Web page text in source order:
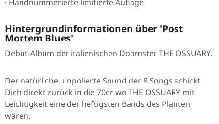
· Handnummerierte limitierte Auflage
Hintergrundinformationen über 'Post
Mortem Blues'
Debüt-Album der italienischen Doomster THE OSSUARY.
Der natürliche, unpolierte Sound der 8 Songs schickt
Dich direkt zurück in die 70er wo THE OSSUARY mit
Leichtigkeit eine der heftigsten Bands des Planten
wären.